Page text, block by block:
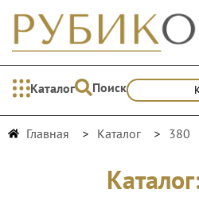
Каталог Поиск
Главная Каталог 380